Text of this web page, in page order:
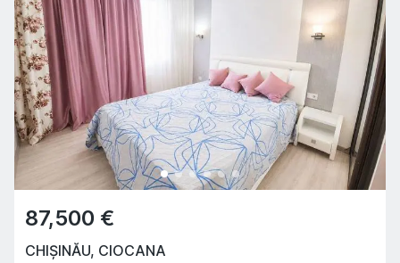
87,500 €
CHIȘINĂU, CIOCANA